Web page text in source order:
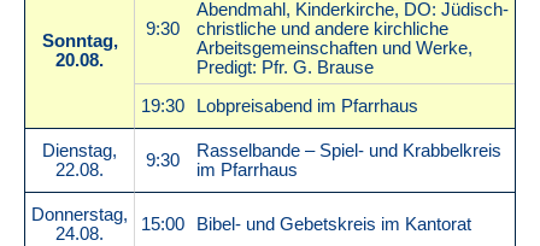
Sonntag,
20.08.
9:30
Abendmahl, Kinderkirche, DO: Jüdisch-
christliche und andere kirchliche
Arbeitsgemeinschaften und Werke,
Predigt: Pfr. G. Brause
19:30
Lobpreisabend im Pfarrhaus
Dienstag,
22.08.
9:30
Rasselbande – Spiel- und Krabbelkreis
im Pfarrhaus
Donnerstag,
24.08.
15:00 Bibel- und Gebetskreis im Kantorat